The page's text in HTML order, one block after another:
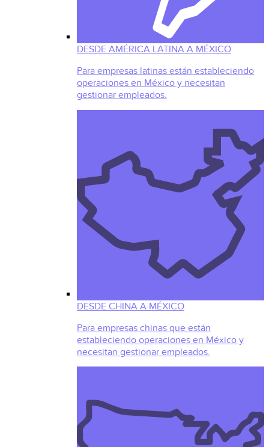
DESDE AMÉRICA LATINA A MÉXICO
Para empresas latinas están estableciendo
operaciones en México y necesitan
gestionar empleados.
DESDE CHINA A MÉXICO
Para empresas chinas que están
estableciendo operaciones en México y
necesitan gestionar empleados.